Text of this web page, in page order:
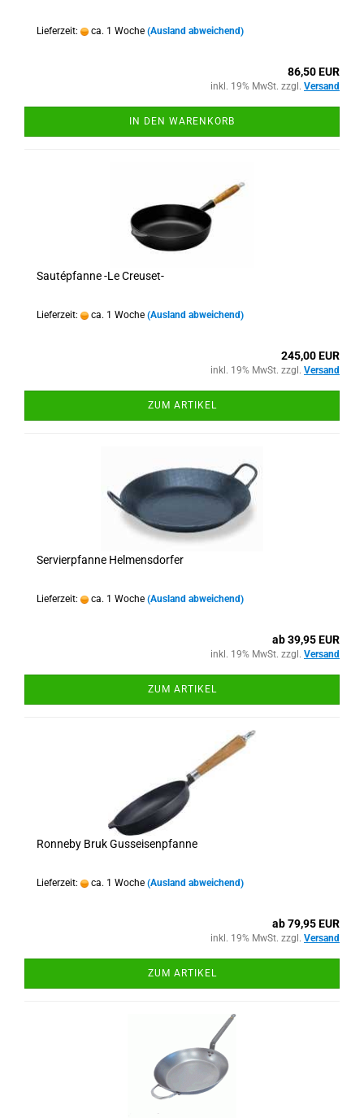
Lieferzeit: ca. 1 Woche (Ausland abweichend)
86,50 EUR
inkl. 19% MwSt. zzgl. Versand
IN DEN WARENKORB
Sautépfanne -Le Creuset-
Lieferzeit: ca. 1 Woche (Ausland abweichend)
245,00 EUR
inkl. 19% MwSt. zzgl. Versand
ZUM ARTIKEL
Servierpfanne Helmensdorfer
Lieferzeit: ca. 1 Woche (Ausland abweichend)
ab 39,95 EUR
inkl. 19% MwSt. zzgl. Versand
ZUM ARTIKEL
Ronneby Bruk Gusseisenpfanne
Lieferzeit: ca. 1 Woche (Ausland abweichend)
ab 79,95 EUR
inkl. 19% MwSt. zzgl. Versand
ZUM ARTIKEL